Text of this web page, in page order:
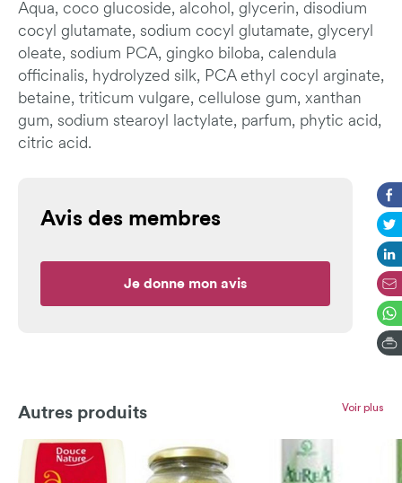
Aqua, coco glucoside, alcohol, glycerin, disodium
cocyl glutamate, sodium cocyl glutamate, glyceryl
oleate, sodium PCA, gingko biloba, calendula
officinalis, hydrolyzed silk, PCA ethyl cocyl arginate,
betaine, triticum vulgare, cellulose gum, xanthan
gum, sodium stearoyl lactylate, parfum, phytic acid,
citric acid.
Avis des membres
Je donne mon avis
Autres produits Voir plus